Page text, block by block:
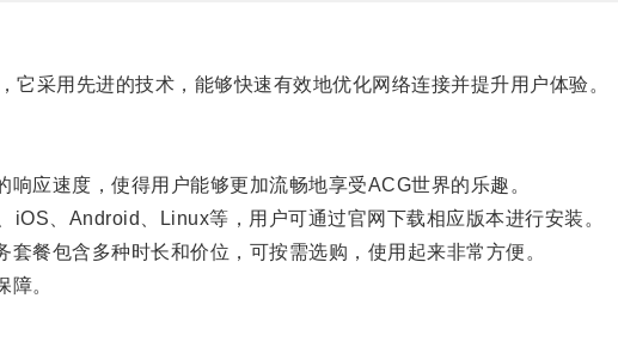
用先进的技术，能够快速有效地优化网络连接并提升用户体验。
速度，使得用户能够更加流畅地享受ACG世界的乐趣。
、Android、Linux等，用户可通过官网下载相应版本进行安装。
包含多种时长和价位，可按需选购，使用起来非常方便。
。